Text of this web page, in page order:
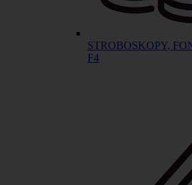
STROBOSKOPY,
F4